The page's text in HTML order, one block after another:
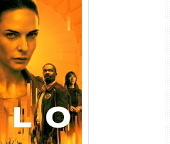
Torrent
WEB-DL
4K Dual Áudio